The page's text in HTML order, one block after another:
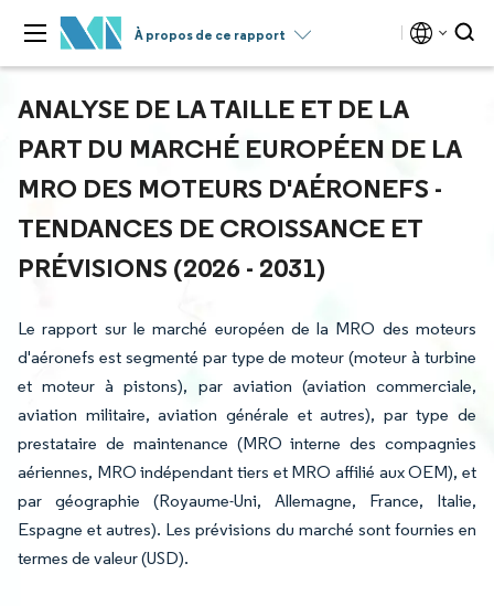
À propos de ce rapport
ANALYSE DE LA TAILLE ET DE LA
PART DU MARCHÉ EUROPÉEN DE LA
MRO DES MOTEURS D'AÉRONEFS -
TENDANCES DE CROISSANCE ET
PRÉVISIONS (2026 - 2031)
Le rapport sur le marché européen de la MRO des moteurs
d'aéronefs est segmenté par type de moteur (moteur à turbine
et moteur à pistons), par aviation (aviation commerciale,
aviation militaire, aviation générale et autres), par type de
prestataire de maintenance (MRO interne des compagnies
aériennes, MRO indépendant tiers et MRO affilié aux OEM), et
par géographie (Royaume-Uni, Allemagne, France, Italie,
Espagne et autres). Les prévisions du marché sont fournies en
termes de valeur (USD).